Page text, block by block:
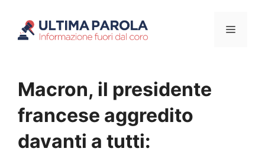
Menu
Macron, il presidente
francese aggredito
davanti a tutti: